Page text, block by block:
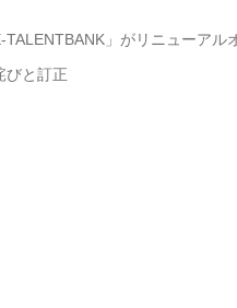
TALENTBANK」がリニューアル
びと訂正